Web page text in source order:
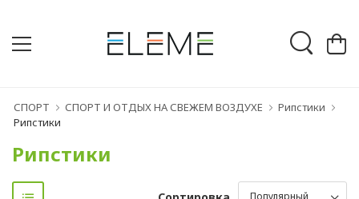
СПОРТ СПОРТ И ОТДЫХ НА СВЕЖЕМ ВОЗДУХЕ
Рипстики
Рипстики
Рипстики